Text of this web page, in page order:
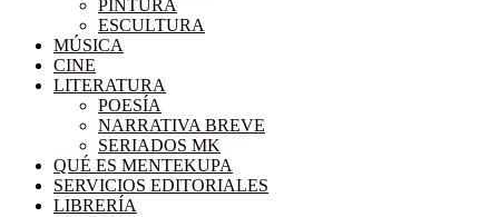
PINTURA
ESCULTURA
MÚSICA
CINE
LITERATURA
POESÍA
NARRATIVA BREVE
SERIADOS MK
QUÉ ES MENTEKUPA
SERVICIOS EDITORIALES
LIBRERÍA